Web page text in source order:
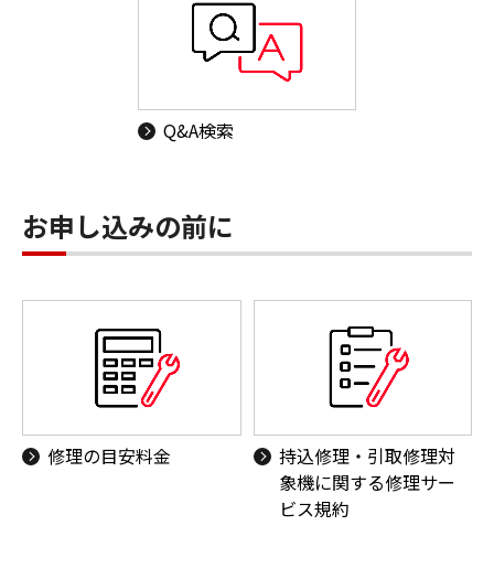
Q&A検索
お申し込みの前に
修理の目安料金
持込修理・引取修理対
象機に関する修理サー
ビス規約